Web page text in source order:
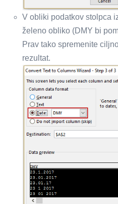
V obliki podatkov stolpca
želeno obliko (DMY bi
Prav tako spremenite
rezultat.